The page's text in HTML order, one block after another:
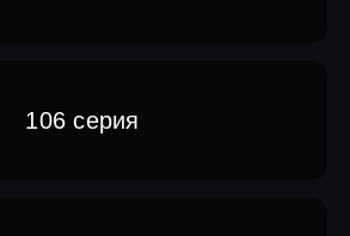
106 серия